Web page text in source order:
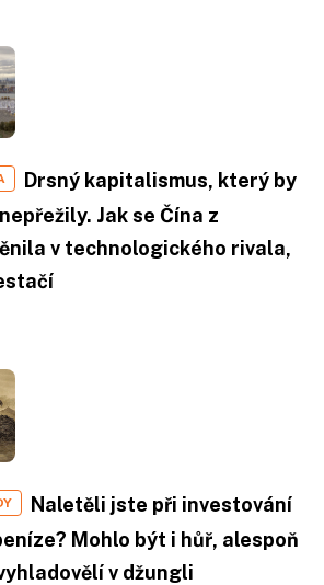
Drsný kapitalismus, který by
Jak se Čína z
v technologického rivala,
Naletěli jste při investování
Mohlo být i hůř, alespoň
v džungli